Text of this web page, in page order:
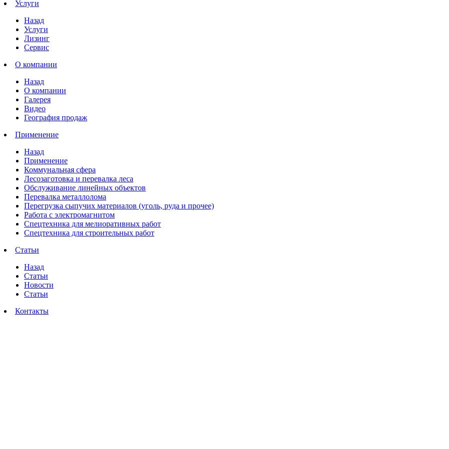
Услуги
Назад
Услуги
Лизинг
Сервис
О компании
Назад
О компании
Галерея
Видео
География продаж
Применение
Назад
Применение
Коммунальная сфера
Лесозаготовка и перевалка леса
Обслуживание линейных объектов
Перевалка металлолома
Перегрузка сыпучих материалов (уголь, руда и прочее)
Работа с электромагнитом
Спецтехника для мелиоративных работ
Спецтехника для строительных работ
Статьи
Назад
Статьи
Новости
Статьи
Контакты